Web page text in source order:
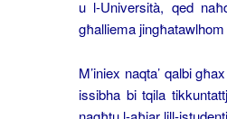
u l-Università, qed
għalliema
M’iniex naqta’ qalbi
issibha bi tqila